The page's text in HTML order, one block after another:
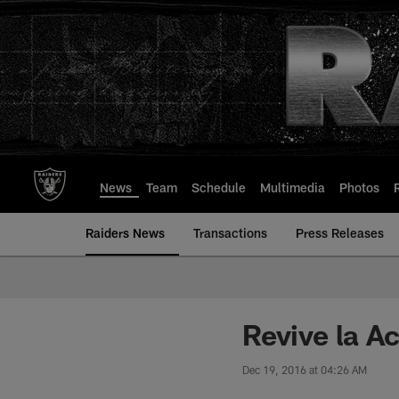
to
main
content
News Team Schedule Multimedia Photos
Raiders News Transactions Press Releases
Revive la
Dec 19, 2016 at 04:26 AM